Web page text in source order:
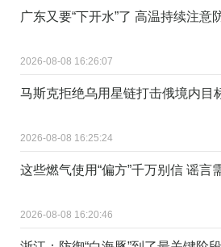
广东又要“下开水”了 高温持续注意
2026-08-08 16:26:07
马斯克拒绝乌用星链打击俄境内目
2026-08-08 16:25:24
这些燃气使用“偏方”千万别信 谣言
2026-08-08 16:20:46